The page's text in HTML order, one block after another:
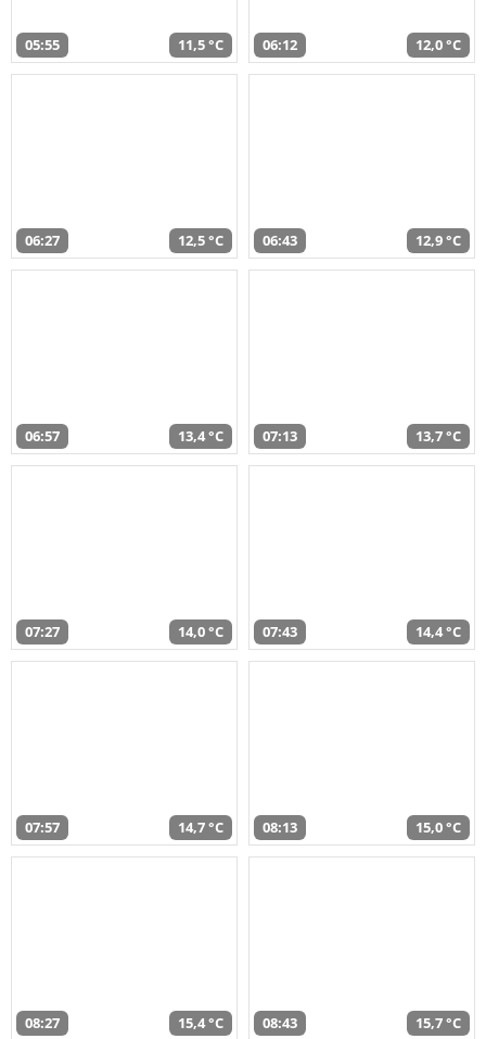
05:55 11,5 °C 06:12 12,0 °C
06:27 12,5 °C 06:43 12,9 °C
06:57 13,4 °C 07:13 13,7 °C
07:27 14,0 °C 07:43 14,4 °C
07:57 14,7 °C 08:13 15,0 °C
08:27 15,4 °C 08:43 15,7 °C